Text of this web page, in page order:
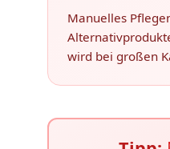
Manuelles
wird bei großen